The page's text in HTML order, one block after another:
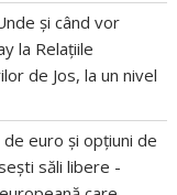
și când vor
la Relațiile
de Jos, la un nivel
euro și opțiuni de
săli libere -